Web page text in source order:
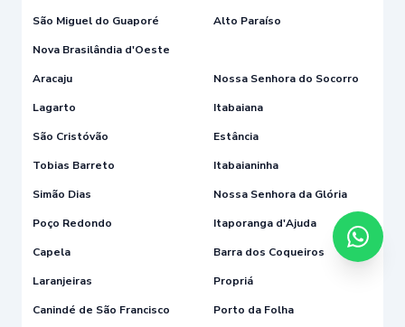
São Miguel do Guaporé
Alto Paraíso
Nova Brasilândia d'Oeste
Aracaju
Nossa Senhora do Socorro
Lagarto
Itabaiana
São Cristóvão
Estância
Tobias Barreto
Itabaianinha
Simão Dias
Nossa Senhora da Glória
Poço Redondo
Itaporanga d'Ajuda
Capela
Barra dos Coqueiros
Laranjeiras
Propriá
Canindé de São Francisco
Porto da Folha